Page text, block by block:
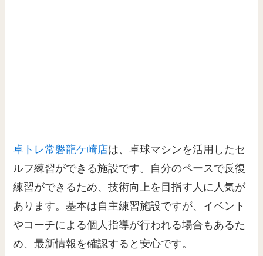
卓トレ常磐龍ケ崎店は、卓球マシンを活用したセ
ルフ練習ができる施設です。自分のペースで反復
練習ができるため、技術向上を目指す人に人気が
あります。基本は自主練習施設ですが、イベント
やコーチによる個人指導が行われる場合もあるた
め、最新情報を確認すると安心です。